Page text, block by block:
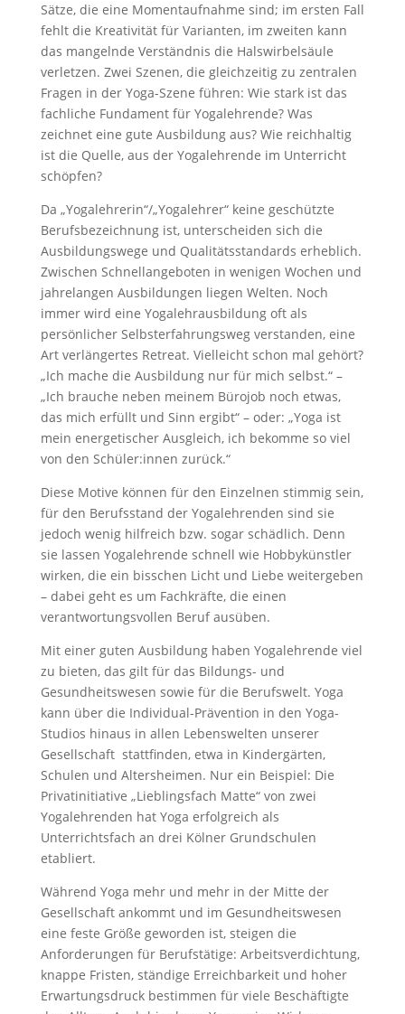
Sätze, die eine Momentaufnahme sind; im ersten Fall
fehlt die Kreativität für Varianten, im zweiten kann
das mangelnde Verständnis die Halswirbelsäule
verletzen. Zwei Szenen, die gleichzeitig zu zentralen
Fragen in der Yoga-Szene führen: Wie stark ist das
fachliche Fundament für Yogalehrende? Was
zeichnet eine gute Ausbildung aus? Wie reichhaltig
ist die Quelle, aus der Yogalehrende im Unterricht
schöpfen?
Da „Yogalehrerin“/„Yogalehrer“ keine geschützte
Berufsbezeichnung ist, unterscheiden sich die
Ausbildungswege und Qualitätsstandards erheblich.
Zwischen Schnellangeboten in wenigen Wochen und
jahrelangen Ausbildungen liegen Welten. Noch
immer wird eine Yogalehrausbildung oft als
persönlicher Selbsterfahrungsweg verstanden, eine
Art verlängertes Retreat. Vielleicht schon mal gehört?
„Ich mache die Ausbildung nur für mich selbst.“ –
„Ich brauche neben meinem Bürojob noch etwas,
das mich erfüllt und Sinn ergibt“ – oder: „Yoga ist
mein energetischer Ausgleich, ich bekomme so viel
von den Schüler:innen zurück.“
Diese Motive können für den Einzelnen stimmig sein,
für den Berufsstand der Yogalehrenden sind sie
jedoch wenig hilfreich bzw. sogar schädlich. Denn
sie lassen Yogalehrende schnell wie Hobbykünstler
wirken, die ein bisschen Licht und Liebe weitergeben
– dabei geht es um Fachkräfte, die einen
verantwortungsvollen Beruf ausüben.
Mit einer guten Ausbildung haben Yogalehrende viel
zu bieten, das gilt für das Bildungs- und
Gesundheitswesen sowie für die Berufswelt. Yoga
kann über die Individual-Prävention in den Yoga-
Studios hinaus in allen Lebenswelten unserer
Gesellschaft stattfinden, etwa in Kindergärten,
Schulen und Altersheimen. Nur ein Beispiel: Die
Privatinitiative „Lieblingsfach Matte“ von zwei
Yogalehrenden hat Yoga erfolgreich als
Unterrichtsfach an drei Kölner Grundschulen
etabliert.
Während Yoga mehr und mehr in der Mitte der
Gesellschaft ankommt und im Gesundheitswesen
eine feste Größe geworden ist, steigen die
Anforderungen für Berufstätige: Arbeitsverdichtung,
knappe Fristen, ständige Erreichbarkeit und hoher
Erwartungsdruck bestimmen für viele Beschäftigte